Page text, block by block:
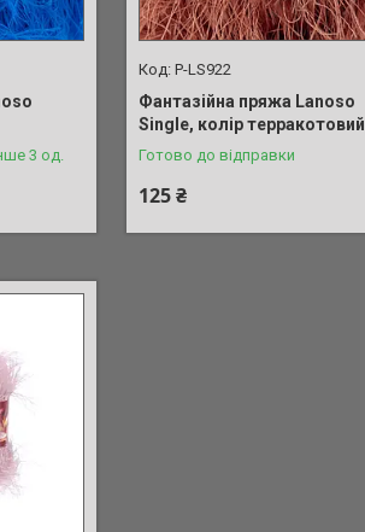
3 од.
P-LS922
Фантазійна пряжа Lanoso
Single, колір терракотовий
Готово до відправки
125 ₴